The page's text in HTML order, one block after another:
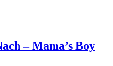
– Mama’s Boy